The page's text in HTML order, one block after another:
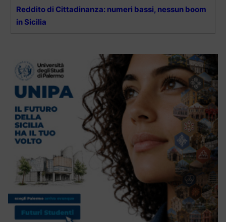
Reddito di Cittadinanza: numeri bassi, nessun boom
in Sicilia